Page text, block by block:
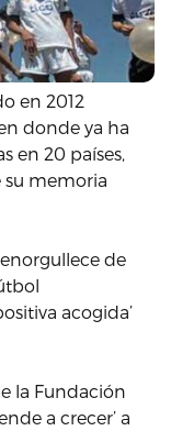
en 2012
donde ya ha
en 20 países,
su memoria
de
acogida’
la Fundación
a crecer’ a